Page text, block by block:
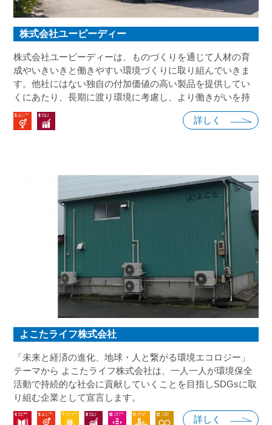
株式会社ユーピーディー
株式会社ユーピーディーは、ものづくりを通じて人材の育
成やいきいきと働きやすい環境づくりに取り組んでいきま
す。他社にはない独自の付加価値の高い製品を提供してい
くにあたり、長期に渡り環境に考慮し、より働きがいを持
ち前向きに仕事に取り組む人材の育成・確保が重要課題と
考え、働きがいのある環境、平等な労働環境の整備等に努
詳しく
よこたライフ株式会社
「未来と経済の進化、地球・人と繋がる環境エコロジー」
テーマから よこたライフ株式会社は、一人一人が環境保全
活動で持続的な社会に貢献していくことを目指しSDGsに取
り組む企業として宣言します。
詳しく